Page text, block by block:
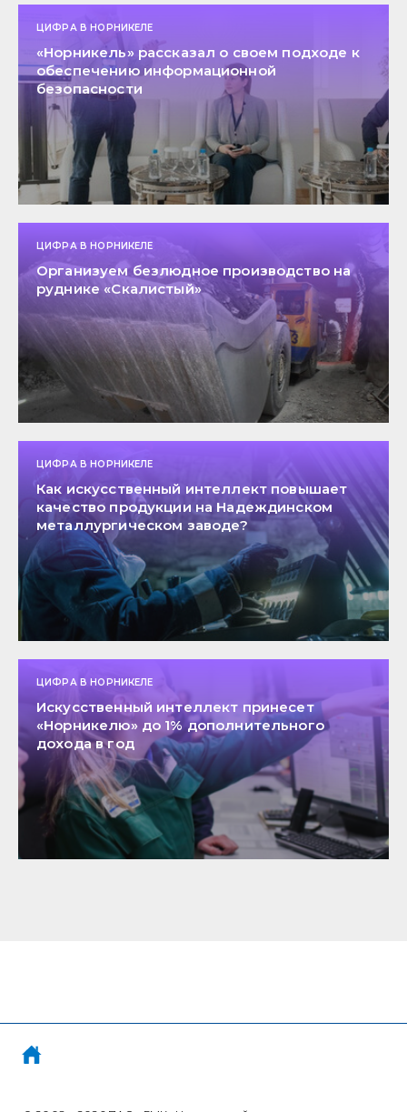
ЦИФРА В НОРНИКЕЛЕ
«Норникель» рассказал о своем подходе к
обеспечению информационной
безопасности
ЦИФРА В НОРНИКЕЛЕ
Организуем безлюдное производство на
руднике «Скалистый»
ЦИФРА В НОРНИКЕЛЕ
Как искусственный интеллект повышает
качество продукции на Надеждинском
металлургическом заводе?
ЦИФРА В НОРНИКЕЛЕ
Искусственный интеллект принесет
«Норникелю» до 1% дополнительного
дохода в год